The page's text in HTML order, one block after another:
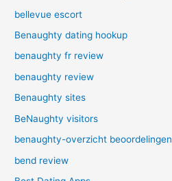
bellevue escort
Benaughty dating hookup
benaughty fr review
benaughty review
Benaughty sites
BeNaughty visitors
benaughty-overzicht beoordelingen
bend review